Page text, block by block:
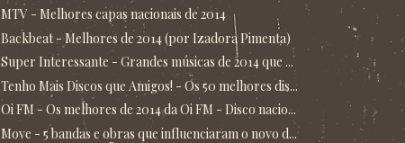
MTV - Melhores capas nacionais de 2014
Backbeat - Melhores de 2014 (por Izadora Pimenta)
Super Interessante - Grandes músicas de 2014 que ...
Tenho Mais Discos que Amigos! - Os 50 melhores dis...
Oi FM - Os melhores de 2014 da Oi FM - Disco nacio...
Move - 5 bandas e obras que influenciaram o novo d...